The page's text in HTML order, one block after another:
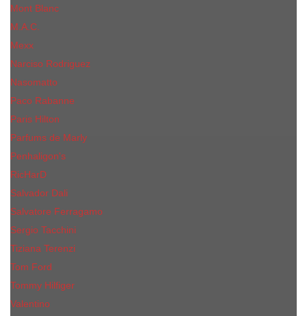
Mont Blanc
M.А.C.
Mexx
Narciso Rodriguez
Nasomatto
Paco Rabanne
Paris Hilton
Parfums de Marly
Penhaligon​'s
RicHarD
Salvador Dali
Salvatore Ferragamo
Sergio Tacchini
Tiziana Terenzi
Tom Ford
Tommy Hilfiger
Valentino